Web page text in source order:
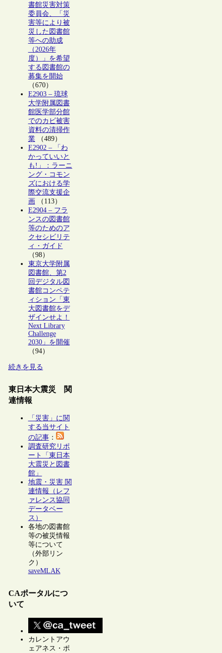
書館災害対策
委員会、「災
害等により被
災した図書館
等への助成
（2026年
度）」を希望
する図書館の
募集を開始
（670）
E2903 – 琉球
大学附属図書
館医学部分館
でのカビ被害
資料の清掃作
業（489）
E2902 – 「わ
かっていいと
も!」：ラーニ
ング・コモン
ズにおける学
際交流支援企
画 （113）
E2904 – フラ
ンスの図書館
等のためのア
クセシビリテ
ィ・ガイド
（98）
東京大学附属
図書館、第2
回デジタル図
書館コンペテ
ィション「東
大図書館をデ
ザインせよ！
Next Library
Challenge
2030」を開催
（94）
続きを見る
東日本大震災 関
連情報
「災害」に関
する当サイト
の記事：
調査研究リポ
ート「東日本
大震災と図書
館」
地震・災害 関
連情報（レフ
ァレンス協同
データベー
ス）
各地の図書館
等の被災情報
等について
（外部リン
ク）
saveMLAK
CAポータルにつ
いて
カレントアウ
ェアネス・ポ